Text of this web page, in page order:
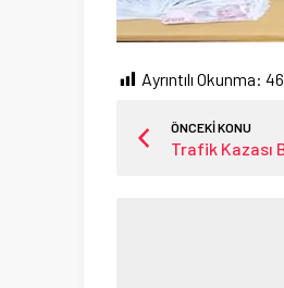
Ayrıntılı Okunma:
ÖNCEKİ KONU
Trafik Kazası